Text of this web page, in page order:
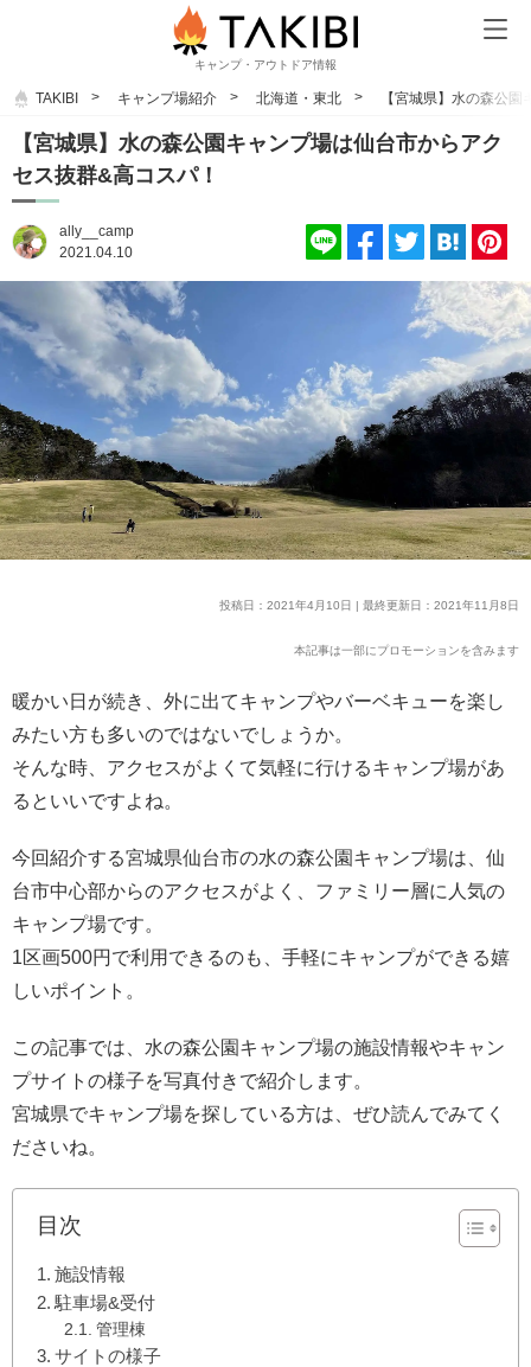
キャンプ・アウトドア情報
TAKIBI キャンプ場紹介 北海道・東北 【宮城県】水の森公
【宮城県】水の森公園キャンプ場は仙台市からアク
セス抜群&高コスパ！
ally__camp
2021.04.10
投稿日：2021年4月10日 | 最終更新日：2021年11月8日
本記事は一部にプロモーションを含みます
暖かい日が続き、外に出てキャンプやバーベキューを楽し
みたい方も多いのではないでしょうか。
そんな時、アクセスがよくて気軽に行けるキャンプ場があ
るといいですよね。
今回紹介する宮城県仙台市の水の森公園キャンプ場は、仙
台市中心部からのアクセスがよく、ファミリー層に人気の
キャンプ場です。
1区画500円で利用できるのも、手軽にキャンプができる嬉
しいポイント。
この記事では、水の森公園キャンプ場の施設情報やキャン
プサイトの様子を写真付きで紹介します。
宮城県でキャンプ場を探している方は、ぜひ読んでみてく
ださいね。
目次
施設情報
駐車場&受付
管理棟
サイトの様子